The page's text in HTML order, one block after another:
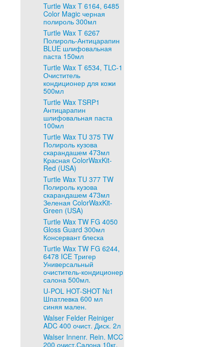
Turtle Wax T 6164, 6485
Color Magic черная
полироль 300мл
Turtle Wax T 6267
Полироль-Антицарапин
BLUE шлифовальная
паста 150мл
Turtle Wax T 6534, TLC-1
Очиститель
кондиционер для кожи
500мл
Turtle Wax TSRP1
Антицарапин
шлифовальная паста
100мл
Turtle Wax TU 375 TW
Полироль кузова
скарандашем 473мл
Красная ColorWaxKit-
Red (USA)
Turtle Wax TU 377 TW
Полироль кузова
скарандашем 473мл
Зеленая ColorWaxKit-
Green (USA)
Turtle Wax TW FG 4050
Gloss Guard 300мл
Консервант блеска
Turtle Wax TW FG 6244,
6478 ICE Тригер
Универсальный
очиститель-кондиционер
салона 500мл.
U-POL HOT-SHOT №1
Шпатлевка 600 мл
синяя мален.
Walser Felder Reiniger
ADC 400 очист. Диск. 2л
Walser Innenr. Rein. MCC
200 очист.Салона 10кг.